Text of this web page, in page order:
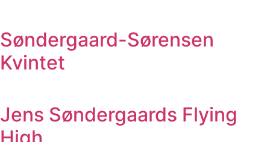
Søndergaard-Sørensen
Kvintet
Jens Søndergaards Flying